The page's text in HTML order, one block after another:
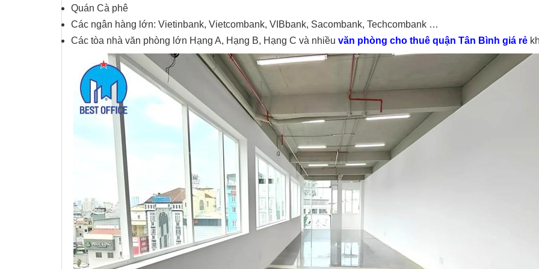
Quán Cà phê
Các ngân hàng lớn: Vietinbank, Vietcombank, VIBbank, Sacombank, Techcombank …
Các tòa nhà văn phòng lớn Hạng A, Hạng B, Hạng C và nhiều văn phòng cho thuê quận Tân Bình giá rẻ